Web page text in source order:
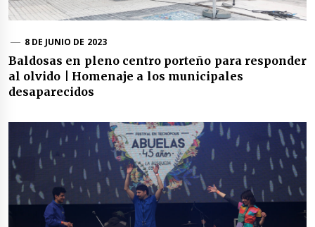
8 DE JUNIO DE 2023
Baldosas en pleno centro porteño para responder
al olvido | Homenaje a los municipales
desaparecidos